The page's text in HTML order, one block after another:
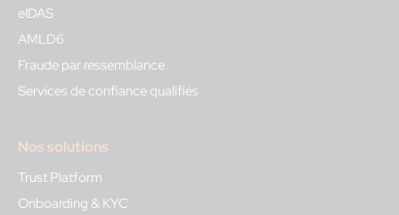
eIDAS
AMLD6
Fraude par ressemblance
Services de confiance qualifiés
Nos solutions
Trust Platform
Onboarding & KYC